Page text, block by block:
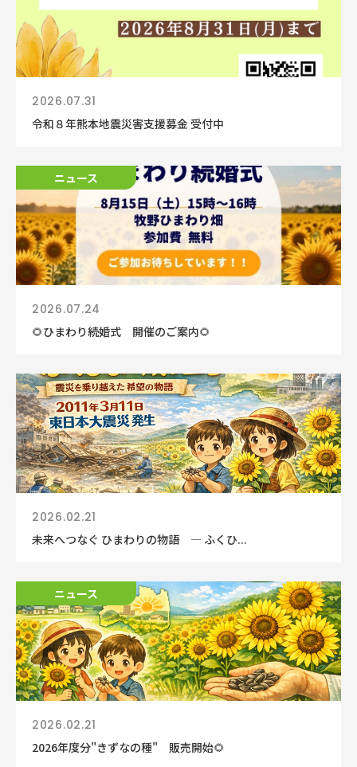
2026.07.31
令和８年熊本地震災害支援募金 受付中
ニュース
ニュース
2026.07.24
🌻ひまわり続婚式 開催のご案内🌻
2026.02.21
未来へつなぐ ひまわりの物語 ― ふくひ...
ニュース
2026.02.21
2026年度分"きずなの種" 販売開始🌻